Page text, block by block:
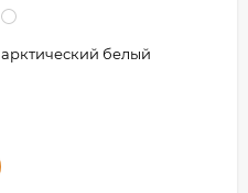
арктический белый